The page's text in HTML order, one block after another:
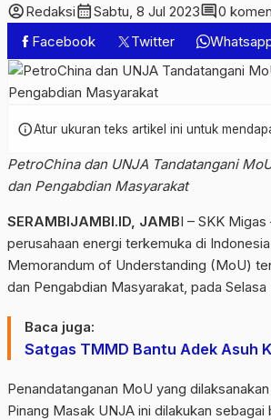
account_circleRedaksicalendar_monthSabtu, 8 Jul 2023comment0
Facebook
Twitter
infoAtur ukuran teks artikel ini untuk
PetroChina dan UNJA Tandatangani
dan Pengabdian Masyarakat
SERAMBIJAMBI.ID, JAMBI – SKK
perusahaan energi terkemuka di
Memorandum of Understanding (MoU)
dan Pengabdian Masyarakat, pada
Baca juga:
Satgas TMMD Bantu Adek Asuh
Penandatanganan MoU yang
Pinang Masak UNJA ini dilakukan